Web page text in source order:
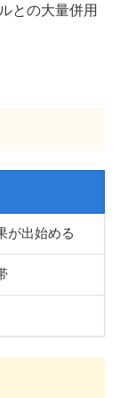
との大量併用
が出始める